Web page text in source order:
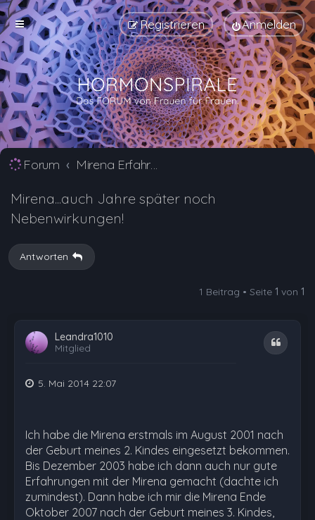
Anmelden
Registrieren
Forum Mirena Erfahrungsberichte und Nebenwirkungen
Mirena...auch Jahre später noch
Nebenwirkungen!
Antworten
1 Beitrag • Seite 1 von 1
Leandra1010
Mitglied
Zitat
5. Mai 2014 22:07
Ich habe die Mirena erstmals im August 2001 nach
der Geburt meines 2. Kindes eingesetzt bekommen.
Bis Dezember 2003 habe ich dann auch nur gute
Erfahrungen mit der Mirena gemacht (dachte ich
zumindest). Dann habe ich mir die Mirena Ende
Oktober 2007 nach der Geburt meines 3. Kindes,